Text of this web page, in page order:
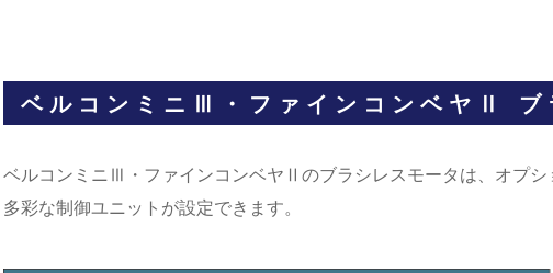
ベルコンミニⅢ・ファインコンベヤⅡ ブ
ベルコンミニⅢ・ファインコンベヤⅡのブラシレスモータは、オプシ
多彩な制御ユニットが設定できます。